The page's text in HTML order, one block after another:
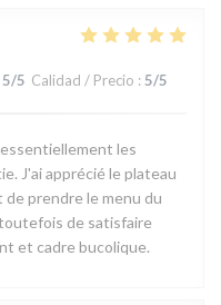
5/5 Calidad / Precio : 5/5
les
J'ai apprécié le plateau
prendre le menu du
de satisfaire
et cadre bucolique.